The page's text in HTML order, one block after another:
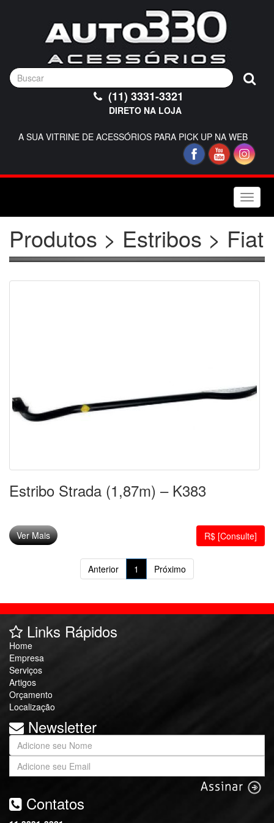
(11) 3331-3321
DIRETO NA LOJA
A SUA VITRINE DE ACESSÓRIOS PARA PICK UP NA WEB
Toggle
Produtos > Estribos > Fiat
Estribo Strada (1,87m) – K383
Ver Mais R$ [Consulte]
Anterior 1 Próximo
Links Rápidos
Home
Empresa
Serviços
Artigos
Orçamento
Localização
Newsletter
Contatos